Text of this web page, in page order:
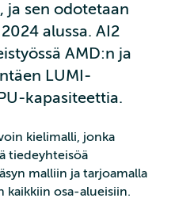
ja sen odotetaan
alussa. AI2
AMD:n ja
LUMI-
kapasiteettia.
kielimalli, jonka
tiedeyhteisöä
malliin ja tarjoamalla
kaikkiin osa-alueisiin.